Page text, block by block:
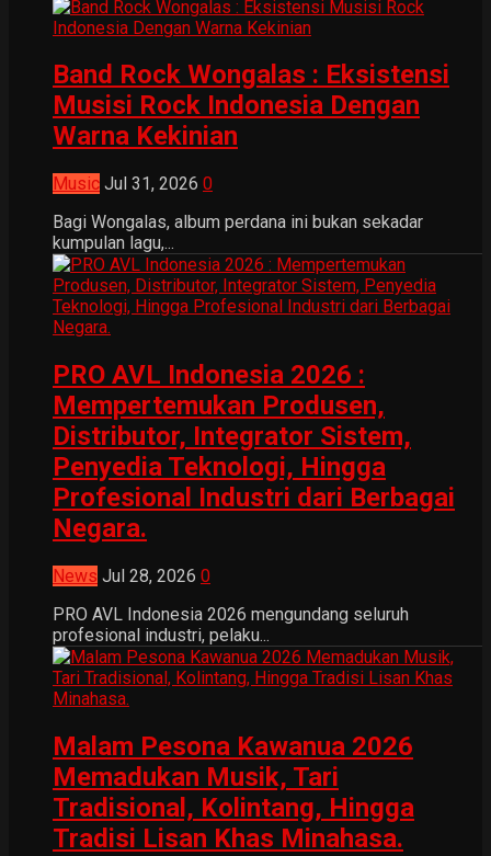
Band Rock Wongalas : Eksistensi
Musisi Rock Indonesia Dengan
Warna Kekinian
Music Jul 31, 2026 0
Bagi Wongalas, album perdana ini bukan sekadar
kumpulan lagu,...
PRO AVL Indonesia 2026 :
Mempertemukan Produsen,
Distributor, Integrator Sistem,
Penyedia Teknologi, Hingga
Profesional Industri dari Berbagai
Negara.
News Jul 28, 2026 0
PRO AVL Indonesia 2026 mengundang seluruh
profesional industri, pelaku...
Malam Pesona Kawanua 2026
Memadukan Musik, Tari
Tradisional, Kolintang, Hingga
Tradisi Lisan Khas Minahasa.